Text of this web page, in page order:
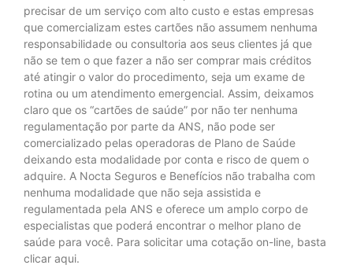
precisar de um serviço com alto custo e estas empresas
que comercializam estes cartões não assumem nenhuma
responsabilidade ou consultoria aos seus clientes já que
não se tem o que fazer a não ser comprar mais créditos
até atingir o valor do procedimento, seja um exame de
rotina ou um atendimento emergencial. Assim, deixamos
claro que os “cartões de saúde” por não ter nenhuma
regulamentação por parte da ANS, não pode ser
comercializado pelas operadoras de Plano de Saúde
deixando esta modalidade por conta e risco de quem o
adquire. A Nocta Seguros e Benefícios não trabalha com
nenhuma modalidade que não seja assistida e
regulamentada pela ANS e oferece um amplo corpo de
especialistas que poderá encontrar o melhor plano de
saúde para você. Para solicitar uma cotação on-line, basta
clicar aqui.